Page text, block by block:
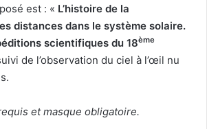
est : « L’histoire de la
distances dans le système solaire.
scientifiques du 18ème
de l’observation du ciel à l’œil nu
et masque obligatoire.